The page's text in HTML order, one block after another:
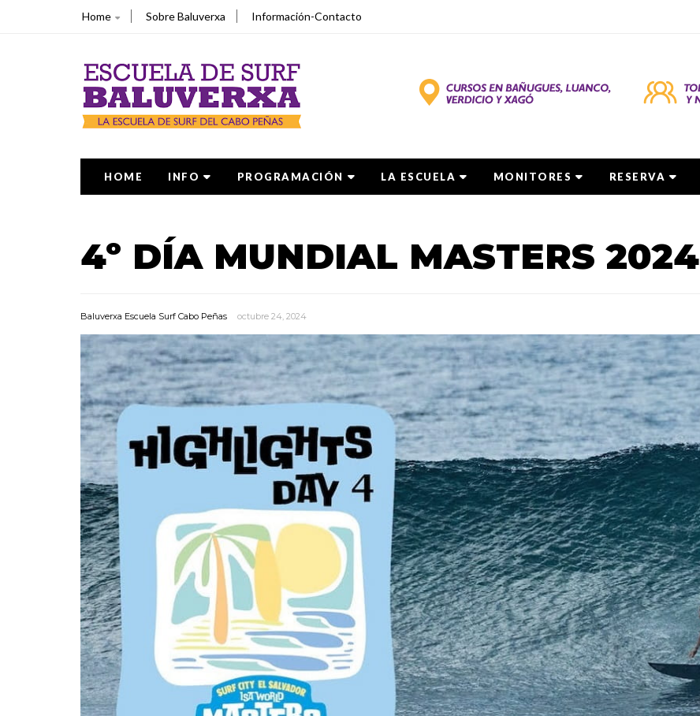
Home Sobre Baluverxa Información-Contacto
HOME INFO PROGRAMACIÓN LA ESCUELA MONITORES RESERVA
4º DÍA MUNDIAL MASTERS 2024
Baluverxa Escuela Surf Cabo Peñas octubre 24, 2024